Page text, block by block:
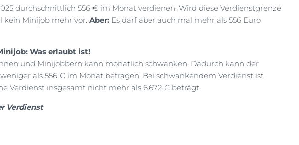
durchschnittlich 556 € im Monat verdienen. Wird diese Verdienstgrenze
kein Minijob mehr vor. Aber: Es darf aber auch mal mehr als 556 Euro
Was erlaubt ist!
und Minijobbern kann monatlich schwanken. Dadurch kann der
als 556 € im Monat betragen. Bei schwankendem Verdienst ist
Verdienst insgesamt nicht mehr als 6.672 € beträgt.
Verdienst